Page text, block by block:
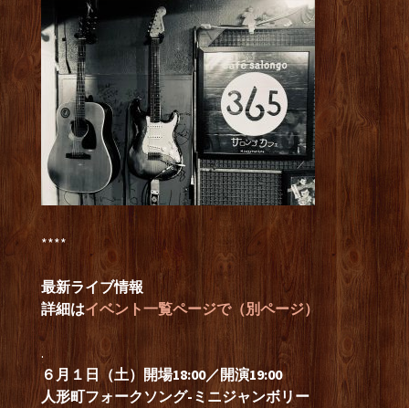
****
最新ライブ情報
詳細はイベント一覧ページで（別ページ）
.
６月１日（土）開場18:00／開演19:00
人形町フォークソング-ミニジャンボリー